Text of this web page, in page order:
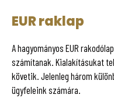
EUR raklap
A hagyományos EUR
számítanak. Kialakításukat
követik. Jelenleg három
ügyfeleink számára.